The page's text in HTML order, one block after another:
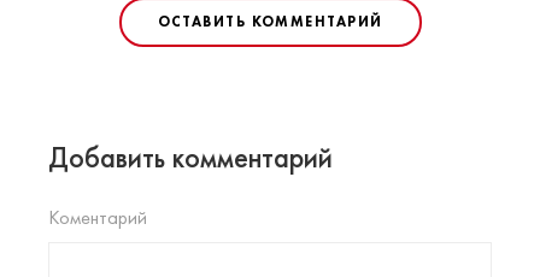
ОСТАВИТЬ КОММЕНТАРИЙ
Добавить комментарий
Коментарий